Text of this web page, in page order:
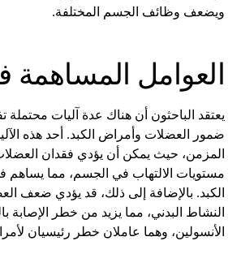
ويضعف وظائف الجسم المختلفة.
العوامل المساهمة
يعتقد الباحثون أن هناك عدة آليات محتملة
ضمور العضلات وأمراض الكبد. أحد هذه
المزمن، حيث يمكن أن يؤدي فقدان
مستويات الالتهاب في الجسم، مما
الكبد. بالإضافة إلى ذلك، قد يؤدي ضعف
النشاط البدني، مما يزيد من خطر الإصابة
الأنسولين، وهما عاملان خطر رئيسيان